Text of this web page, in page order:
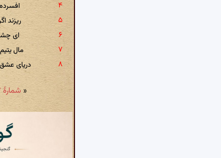
ریزند
ای
مال
دریای
« شمارهٔ ۲۳: جز شیشهٔ دل که من شکستم